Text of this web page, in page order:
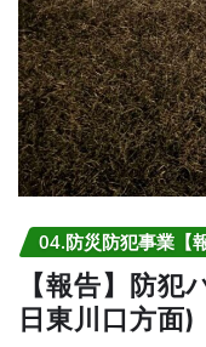
04.防災防犯事業【
【報告】防
日東川口方面)